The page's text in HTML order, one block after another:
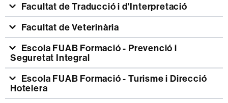
Facultat de Traducció i d'Interpretació
Facultat de Veterinària
Seguretat Integral
Hotelera